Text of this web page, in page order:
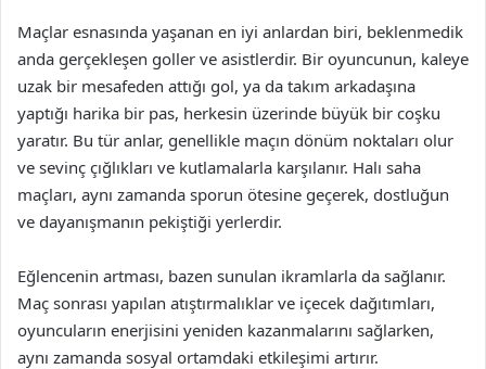
Maçlar esnasında yaşanan en iyi anlardan biri, beklenmedik
anda gerçekleşen goller ve asistlerdir. Bir oyuncunun, kaleye
uzak bir mesafeden attığı gol, ya da takım arkadaşına
yaptığı harika bir pas, herkesin üzerinde büyük bir coşku
yaratır. Bu tür anlar, genellikle maçın dönüm noktaları olur
ve sevinç çığlıkları ve kutlamalarla karşılanır. Halı saha
maçları, aynı zamanda sporun ötesine geçerek, dostluğun
ve dayanışmanın pekiştiği yerlerdir.
Eğlencenin artması, bazen sunulan ikramlarla da sağlanır.
Maç sonrası yapılan atıştırmalıklar ve içecek dağıtımları,
oyuncuların enerjisini yeniden kazanmalarını sağlarken,
aynı zamanda sosyal ortamdaki etkileşimi artırır.